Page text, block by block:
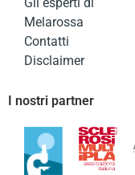
Gli esperti di
Melarossa
Contatti
Disclaimer
I nostri partner